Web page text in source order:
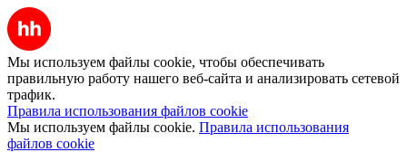
Мы используем файлы cookie, чтобы обеспечивать
правильную работу нашего веб-сайта и анализировать сетевой
трафик.
Правила использования файлов cookie
Мы используем файлы cookie. Правила использования
файлов cookie